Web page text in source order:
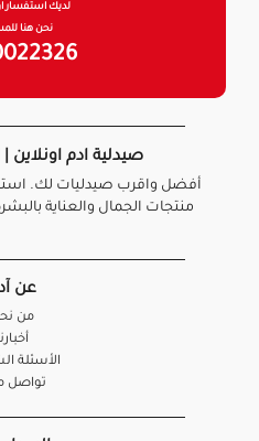
لديك استفسار
نحن هنا
صيدلية ادم
أفضل واقرب صيدليات لك.
منتجات الجمال والعناية
عن
من
الأسئلة
تواصل